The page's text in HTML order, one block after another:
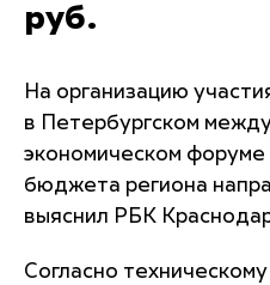
руб.
На организацию
в Петербургском
экономическом форуме
бюджета региона
выяснил РБК
Согласно